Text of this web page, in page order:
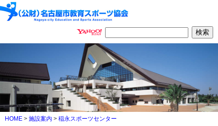
HOME > 施設案内 > 稲永スポーツセンター